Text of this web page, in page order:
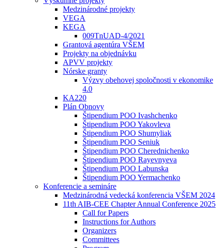
Medzinárodné projekty
VEGA
KEGA
009TnUAD-4/2021
Grantová agentúra VŠEM
Projekty na objednávku
APVV projekty
Nórske granty
Výzvy obehovej spoločnosti v ekonomike
4.0
KA220
Plán Obnovy
Štipendium POO Ivashchenko
Štipendium POO Yakovleva
Štipendium POO Shumyliak
Štipendium POO Seniuk
Štipendium POO Cherednichenko
Štipendium POO Rayevnyeva
Štipendium POO Labunska
Štipendium POO Yermachenko
Konferencie a semináre
Medzinárodná vedecká konferencia VŠEM 2024
11th AIB-CEE Chapter Annual Conference 2025
Call for Papers
Instructions for Authors
Organizers
Committees